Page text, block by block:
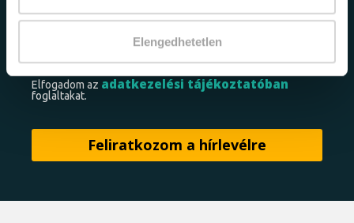
Elengedhetetlen
Elfogadom az adatkezelési tájékoztatóban
foglaltakat.